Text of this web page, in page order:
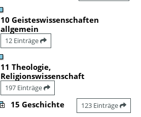
10 Geisteswissenschaften
allgemein
12 Einträge
11 Theologie,
Religionswissenschaft
197 Einträge
15 Geschichte 123 Einträge